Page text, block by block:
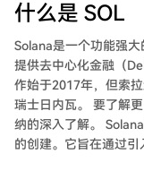
什么是 SOL
Solana是一个功能强
提供去中心化金融（
作始于2017年，但索
瑞士日内瓦。 要了解
纳的深入了解。
的创建。它旨在通过